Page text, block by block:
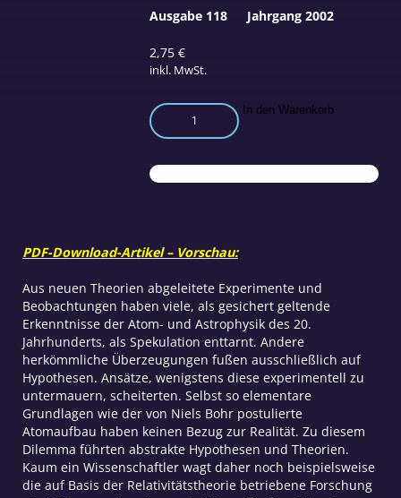
2,75€
inkl. MwSt.
Ein
neues
Modell
Menge
In den Warenkorb
Ausgabe 118 Jahrgang 2002
PDF-Download-Artikel – Vorschau:
Aus neuen Theorien abgeleitete Experimente und
Beobachtungen haben viele, als gesichert geltende
Erkenntnisse der Atom- und Astrophysik des 20.
Jahrhunderts, als Spekulation enttarnt. Andere
herkömmliche Überzeugungen fußen ausschließlich auf
Hypothesen. Ansätze, wenigstens diese experimentell zu
untermauern, scheiterten. Selbst so elementare
Grundlagen wie der von Niels Bohr postulierte
Atomaufbau haben keinen Bezug zur Realität. Zu diesem
Dilemma führten abstrakte Hypothesen und Theorien.
Kaum ein Wissenschaftler wagt daher noch beispielsweise
die auf Basis der Relativitätstheorie betriebene Forschung